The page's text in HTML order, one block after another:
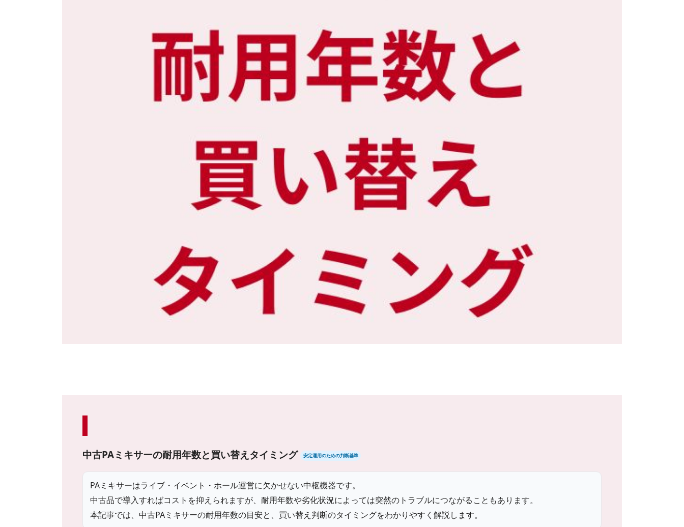
中古PAミキサーの耐用年数と買い替えタイミング 安定運用のための判断基準
PAミキサーはライブ・イベント・ホール運営に欠かせない中枢機器です。
中古品で導入すればコストを抑えられますが、耐用年数や劣化状況によっては突然のトラブルにつながることもあります。
本記事では、中古PAミキサーの耐用年数の目安と、買い替え判断のタイミングをわかりやすく解説します。